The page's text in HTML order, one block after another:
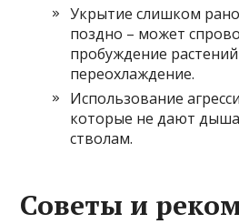
Укрытие слишком
поздно – может
пробуждение
переохлаждение.
Использование
которые не дают
стволам.
Советы и